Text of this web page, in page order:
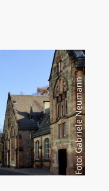
Foto: Gabriele Neumann